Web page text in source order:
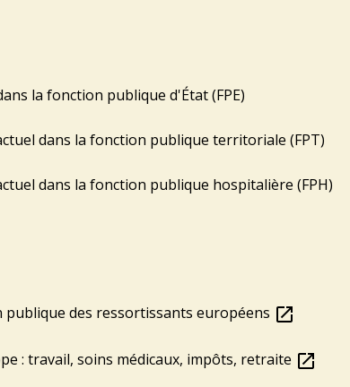
la fonction publique d'État (FPE)
dans la fonction publique territoriale (FPT)
dans la fonction publique hospitalière (FPH)
publique des ressortissants européens open_in_new
: travail, soins médicaux, impôts, retraite open_in_new